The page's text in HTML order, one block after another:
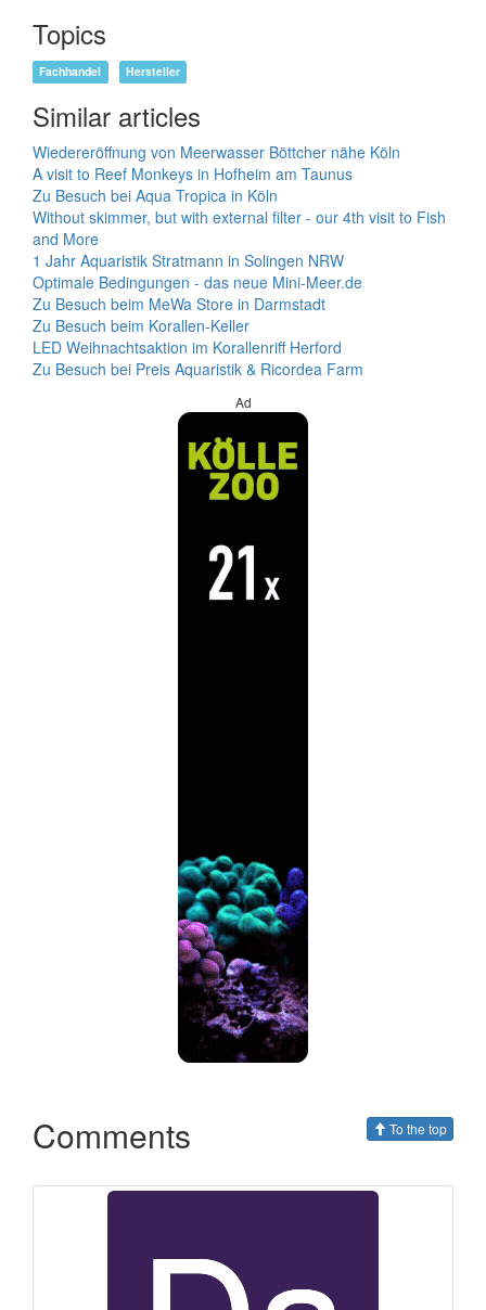
Topics
Fachhandel Hersteller
Similar articles
Wiedereröffnung von Meerwasser Böttcher nähe Köln
A visit to Reef Monkeys in Hofheim am Taunus
Zu Besuch bei Aqua Tropica in Köln
Without skimmer, but with external filter - our 4th visit to Fish
and More
1 Jahr Aquaristik Stratmann in Solingen NRW
Optimale Bedingungen - das neue Mini-Meer.de
Zu Besuch beim MeWa Store in Darmstadt
Zu Besuch beim Korallen-Keller
LED Weihnachtsaktion im Korallenriff Herford
Zu Besuch bei Preis Aquaristik & Ricordea Farm
Ad
Comments To the top